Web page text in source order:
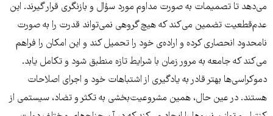
می‌دهد تا تصمیمات به صورت مداوم مورد سؤال و بازنگری قرار گیرند. این
عدم‌قطعیت تضمین می‌کند که هیچ گروهی نمی‌تواند قدرت را به صورت
نامحدود انحصاری کرده و اراده‌ی خود را تحمیل کند و این امکان را فراهم
می‌کند که جامعه به مرور زمان با شرایط تازه منطبق شود و تکامل یابد.
دموکراسی‌ها بهتر قادر به یادگیری از اشتباهات خود و اجرای اصلاحات
هستند. در عین حال، همین مشروعیت‌بخشی به تکثر و تضاد، سیستمی از